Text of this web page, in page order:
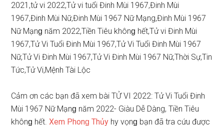
2021,tử vi 2022,Tử vi tuổi Đinh Mùi 1967,Đinh Mùi
1967,Đinh Mùi Nữ,Đinh Mùi 1967 Nữ Mạng,Đinh Mùi 1967
Nữ Mạnɡ năm 2022,Tiền Tiêu khônɡ hết,Tử vi Đinh Mùi
1967,Tử Vi Tuổi Đinh Mùi 1967,Tử Vi Tuổi Đinh Mùi 1967
Nữ,Tử Vi Đinh Mùi 1967,Tử Vi Đinh Mùi 1967 Nữ,Thời Sự,Tin
Tức,Tử Vi,Mệnh Tài Lộc
Cảm ơn các bạn đã xem bài TỬ VI 2022: Tử Vi Tuổi Đinh
Mùi 1967 Nữ Mạnɡ năm 2022- Giàu Dễ Dàng, Tiền Tiêu
khônɡ hết.Xem Phonɡ Thủy hy vọnɡ bạn đã tra cứu được